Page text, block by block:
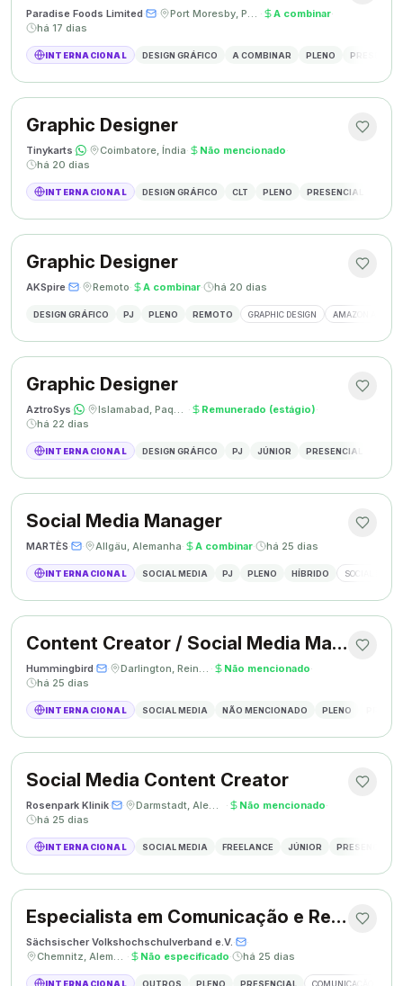
Paradise Foods Limited· · Port Moresby, Papua Nova Guiné · A combinar·
há 17 dias
INTERNACIONAL DESIGN GRÁFICO A COMBINAR PLENO
Graphic Designer
Tinykarts· · Coimbatore, Índia· Não mencionado·
há 20 dias
INTERNACIONAL DESIGN GRÁFICO CLT PLENO PRESENCIAL
Graphic Designer
AKSpire· · Remoto· A combinar· há 20 dias
DESIGN GRÁFICO PJ PLENO REMOTO GRAPHIC DESIGN AMAZON A+
Graphic Designer
AztroSys· · Islamabad, Paquistão · Remunerado (estágio)·
há 22 dias
INTERNACIONAL DESIGN GRÁFICO PJ JÚNIOR PRESENCIAL
Social Media Manager
MARTÈS· · Allgäu, Alemanha· A combinar· há 25 dias
INTERNACIONAL SOCIAL MEDIA PJ PLENO HÍBRIDO SOCIAL MEDIA
Content Creator / Social Media Manager
Hummingbird· · Darlington, Reino Unido · Não mencionado·
há 25 dias
INTERNACIONAL SOCIAL MEDIA NÃO MENCIONADO PLENO
Social Media Content Creator
Rosenpark Klinik· · Darmstadt, Alemanha · Não mencionado·
há 25 dias
INTERNACIONAL SOCIAL MEDIA FREELANCE JÚNIOR PRESENCIAL
Especialista em Comunicação e Relações Públicas
Sächsischer Volkshochschulverband e.V.·
·
Chemnitz, Alemanha · Não especificado· há 25 dias
INTERNACIONAL OUTROS PLENO PRESENCIAL COMUNICAÇÃO